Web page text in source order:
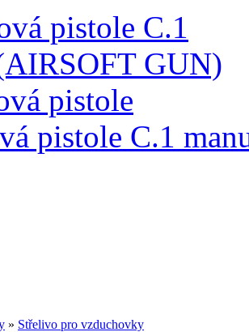
pistole C.1
» Střelivo pro vzduchovky